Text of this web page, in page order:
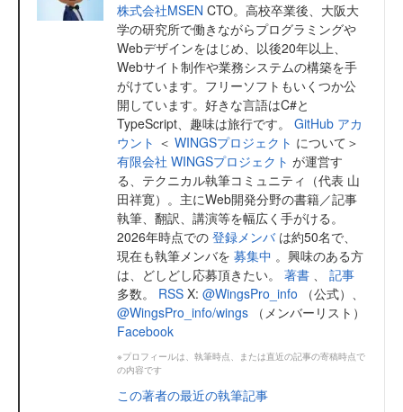
株式会社MSEN CTO。高校卒業後、大阪大
学の研究所で働きながらプログラミングや
Webデザインをはじめ、以後20年以上、
Webサイト制作や業務システムの構築を手
がけています。フリーソフトもいくつか公
開しています。好きな言語はC#と
TypeScript、趣味は旅行です。 GitHub アカ
ウント ＜ WINGSプロジェクト について＞
有限会社 WINGSプロジェクト が運営す
る、テクニカル執筆コミュニティ（代表 山
田祥寛）。主にWeb開発分野の書籍／記事
執筆、翻訳、講演等を幅広く手がける。
2026年時点での 登録メンバ は約50名で、
現在も執筆メンバを 募集中 。興味のある方
は、どしどし応募頂きたい。 著書 、 記事
多数。 RSS X: @WingsPro_info
（公式）、
@WingsPro_info/wings
（メンバーリスト）
Facebook
※プロフィールは、執筆時点、または直近の記事の寄稿時点で
の内容です
この著者の最近の執筆記事